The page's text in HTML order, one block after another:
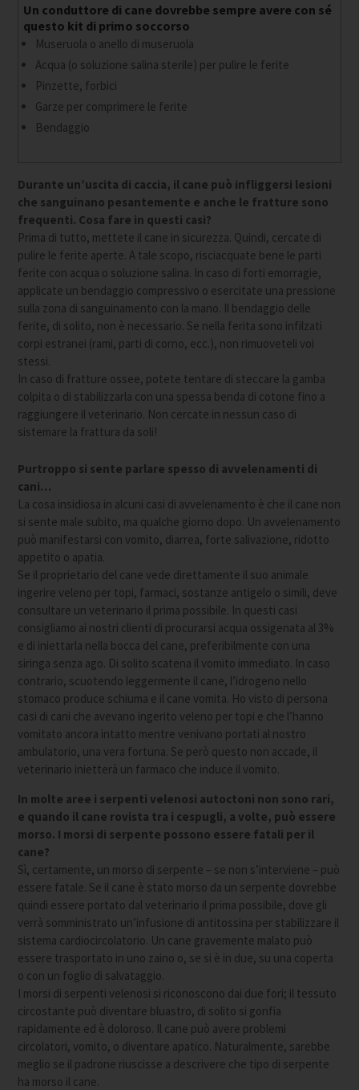
Un conduttore di cane dovrebbe sempre avere con sé
questo kit di primo soccorso
Museruola o anello di museruola
Acqua (o soluzione salina sterile) per pulire le ferite
Pinzette, forbici
Garze per comprimere le ferite
Bendaggio
Durante un’uscita di caccia, il cane può infliggersi lesioni
che sanguinano pesantemente e anche le fratture sono
frequenti. Cosa fare in questi casi?
Prima di tutto, mettete il cane in sicurezza. Quindi, cercate di
pulire le ferite aperte. A tale scopo, risciacquate bene le parti
ferite con acqua o soluzione salina. In caso di forti emorragie,
applicate un bendaggio compressivo o esercitate una pressione
sulla zona di sanguinamento con la mano. Il bendaggio delle
ferite, di solito, non è necessario. Se nella ferita sono infilzati
corpi estranei (rami, parti di corno, ecc.), non rimuoveteli voi
stessi.
In caso di fratture ossee, potete tentare di steccare la gamba
colpita o di stabilizzarla con una spessa benda di cotone fino a
raggiungere il veterinario. Non cercate in nessun caso di
sistemare la frattura da soli!
Purtroppo si sente parlare spesso di avvelenamenti di
cani…
La cosa insidiosa in alcuni casi di avvelenamento è che il cane non
si sente male subito, ma qualche giorno dopo. Un avvelenamento
può manifestarsi con vomito, diarrea, forte salivazione, ridotto
appetito o apatia.
Se il proprietario del cane vede direttamente il suo animale
ingerire veleno per topi, farmaci, sostanze antigelo o simili, deve
consultare un veterinario il prima possibile. In questi casi
consigliamo ai nostri clienti di procurarsi acqua ossigenata al 3%
e di iniettarla nella bocca del cane, preferibilmente con una
siringa senza ago. Di solito scatena il vomito immediato. In caso
contrario, scuotendo leggermente il cane, l’idrogeno nello
stomaco produce schiuma e il cane vomita. Ho visto di persona
casi di cani che avevano ingerito veleno per topi e che l’hanno
vomitato ancora intatto mentre venivano portati al nostro
ambulatorio, una vera fortuna. Se però questo non accade, il
veterinario inietterà un farmaco che induce il vomito.
In molte aree i serpenti velenosi autoctoni non sono rari,
e quando il cane rovista tra i cespugli, a volte, può essere
morso. I morsi di serpente possono essere fatali per il
cane?
Sì, certamente, un morso di serpente – se non s’interviene – può
essere fatale. Se il cane è stato morso da un serpente dovrebbe
quindi essere portato dal veterinario il prima possibile, dove gli
verrà somministrato un’infusione di antitossina per stabilizzare il
sistema cardiocircolatorio. Un cane gravemente malato può
essere trasportato in uno zaino o, se si è in due, su una coperta
o con un foglio di salvataggio.
I morsi di serpenti velenosi si riconoscono dai due fori; il tessuto
circostante può diventare bluastro, di solito si gonfia
rapidamente ed è doloroso. Il cane può avere problemi
circolatori, vomito, o diventare apatico. Naturalmente, sarebbe
meglio se il padrone riuscisse a descrivere che tipo di serpente
ha morso il cane.